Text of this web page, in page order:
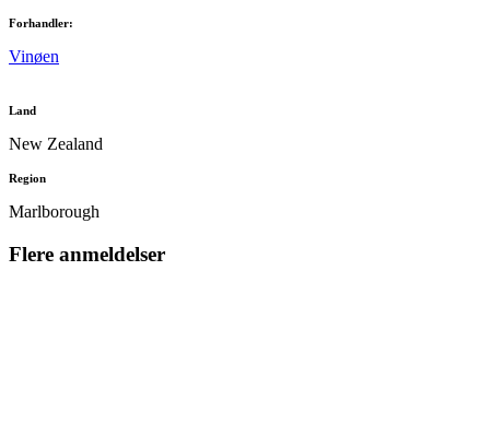
Forhandler:
Vinøen
Land
New Zealand
Region
Marlborough
Flere anmeldelser